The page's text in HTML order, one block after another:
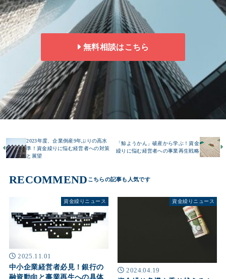
無料相談はこちら
2023年度、企業倒産9年ぶりの高水
準！資金繰りに悩む経営者への対策
と展望
「鯨ようかん」破産から学ぶ！資金
繰りに悩む経営者への事業再生戦略
RECOMMEND
資金繰りニュース
2025.11.01
中小企業経営者必見！銀行の
融資動向と事業再生への具体
資金繰りニュース
2024.04.19